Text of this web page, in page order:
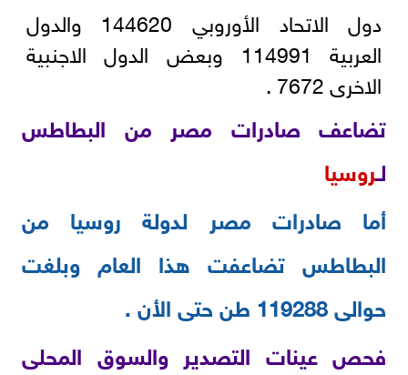
دول الاتحاد الأوروبي 144620 والدول
العربية 114991 وبعض الدول الاجنبية
الاخرى 7672 .
تضاعف صادرات مصر من البطاطس
لـروسيا
أما صادرات مصر لدولة روسيا من
البطاطس تضاعفت هذا العام وبلغت
حوالى 119288 طن حتى الأن .
فحص عينات التصدير والسوق المحلى